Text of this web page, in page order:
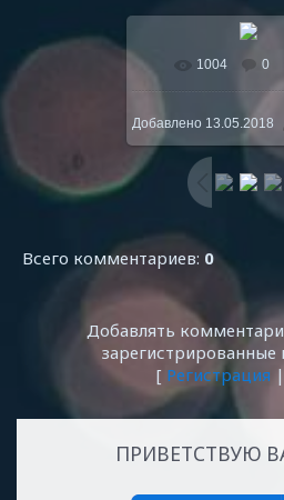
В реальном
1024x768/
1004 0
Добавлено 13.05.2018
Всего комментариев: 0
Добавлять
зарегистрированные
[ Регистрация |
ПРИВЕТСТВУЮ